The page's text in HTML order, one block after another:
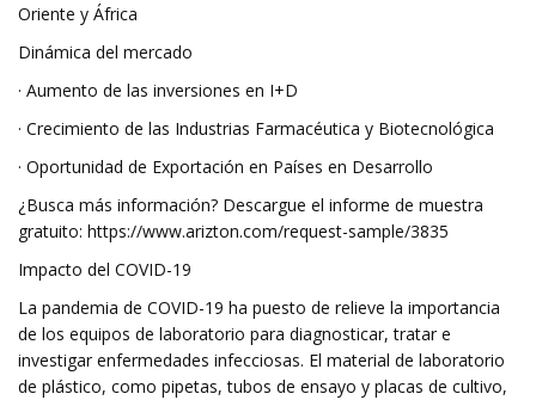
Oriente y África
Dinámica del mercado
· Aumento de las inversiones en I+D
· Crecimiento de las Industrias Farmacéutica y Biotecnológica
· Oportunidad de Exportación en Países en Desarrollo
¿Busca más información? Descargue el informe de muestra
gratuito: https://www.arizton.com/request-sample/3835
Impacto del COVID-19
La pandemia de COVID-19 ha puesto de relieve la importancia
de los equipos de laboratorio para diagnosticar, tratar e
investigar enfermedades infecciosas. El material de laboratorio
de plástico, como pipetas, tubos de ensayo y placas de cultivo,